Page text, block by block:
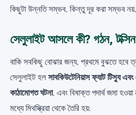
কিছুটা উন্নতি সম্ভব, কিন্তু দূর করা সম্ভব
সেলুলাইট আসলে কী? গঠন,
বাকি সবকিছু বোঝার জন্য, প্রথমে বুঝতে হবে
সেলুলাইট হলসাবকিউটেনিয়াস ফ্যাট টিস্যু
কাঠামোগত ঘটনা, এবং বিষাক্ত পদার্থ জমা
মধ্যে মিথস্ক্রিয়া থেকে তৈরি হয়: